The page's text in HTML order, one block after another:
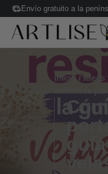
Envío gratuito a la
Inicio/Ideas
definitiva